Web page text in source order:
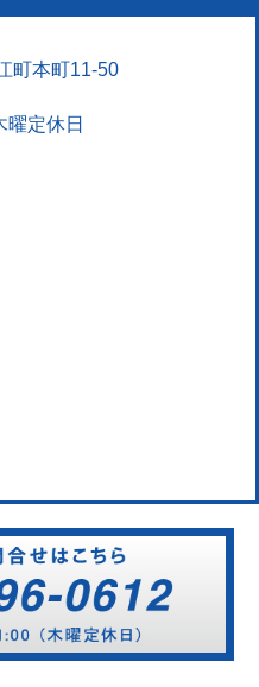
町本町11-50
定休日